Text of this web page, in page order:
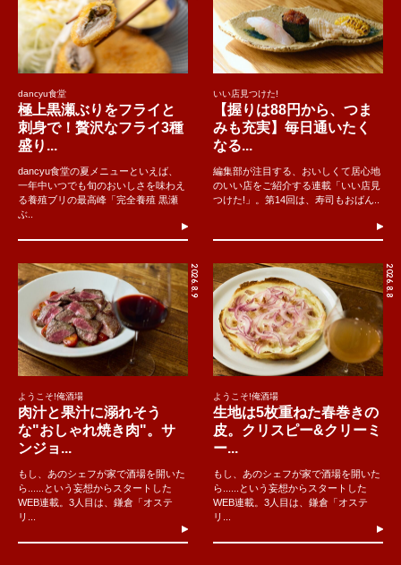
dancyu食堂
極上黒瀬ぶりをフライと
刺身で！贅沢なフライ3種
盛り...
dancyu食堂の夏メニューといえば、
一年中いつでも旬のおいしさを味わえ
る養殖ブリの最高峰「完全養殖 黒瀬
ぶ..
いい店見つけた!
【握りは88円から、つま
みも充実】毎日通いたく
なる...
編集部が注目する、おいしくて居心地
のいい店をご紹介する連載「いい店見
つけた!」。第14回は、寿司もおばん..
2026.8.9
ようこそ!俺酒場
肉汁と果汁に溺れそう
な"おしゃれ焼き肉"。サ
ンジョ...
もし、あのシェフが家で酒場を開いた
ら......という妄想からスタートした
WEB連載。3人目は、鎌倉「オステ
リ...
2026.8.8
ようこそ!俺酒場
生地は5枚重ねた春巻きの
皮。クリスピー&クリーミ
ー...
もし、あのシェフが家で酒場を開いた
ら......という妄想からスタートした
WEB連載。3人目は、鎌倉「オステ
リ...